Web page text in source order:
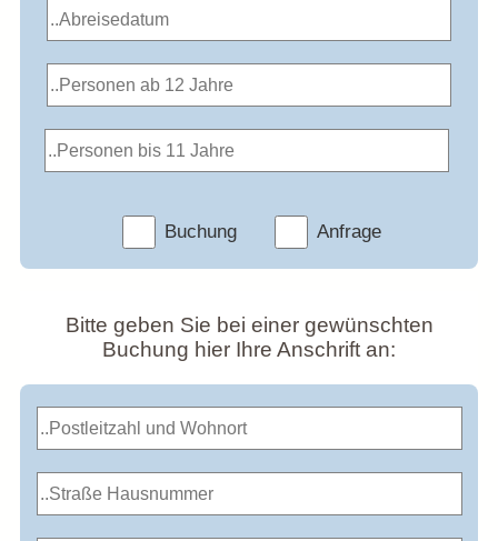
Buchung Anfrage
Bitte geben Sie bei einer gewünschten
Buchung hier Ihre Anschrift an: